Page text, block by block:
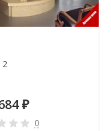
2
₽
0